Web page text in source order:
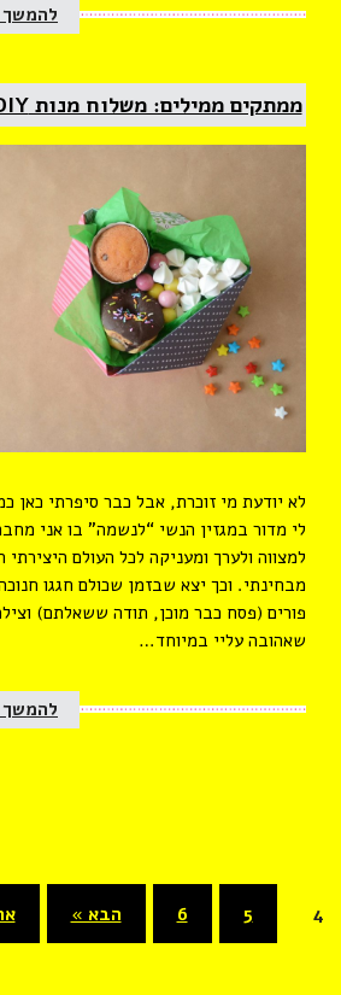
להמשך
ממתקים ממילים: משלוח מנות DIY
לא יודעת מי זוכרת, אבל כבר סיפרתי כאן
למצווה ולערך ומעניקה לכל העולם
מבחינתי. וכך יצא שבזמן שכולם חגגו
פורים (פסח כבר מוכן, תודה ששאלתם)
שאהובה עליי במיוחד…
להמשך
4
5
6 הבא »